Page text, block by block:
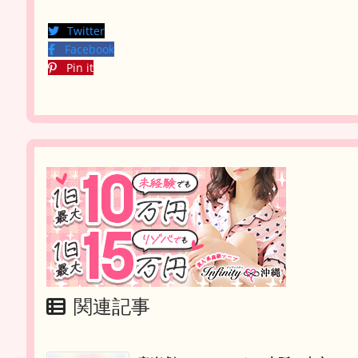
Twitter
Facebook
Pin it
関連記事